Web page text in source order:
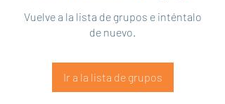
Vuelve a la lista de grupos e inténtalo
de nuevo.
Ir a la lista de grupos